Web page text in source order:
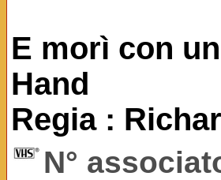
E morì con
Hand
Regia :
N°